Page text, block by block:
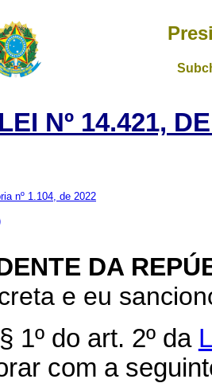
LEI Nº 14.421,
nº 1.104, de 2022
DA
e eu
1º do art. 2º da
com a